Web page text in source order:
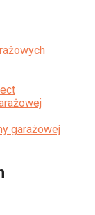
garażowej